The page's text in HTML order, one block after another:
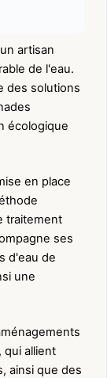
artisan
de l'eau.
des solutions
écologique
en place
traitement
ses
d'eau de
une
qui allient
ainsi que des